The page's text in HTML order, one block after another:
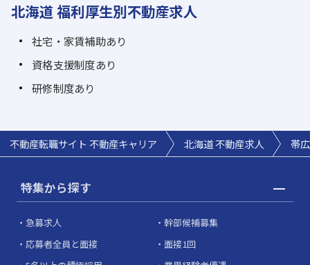
北海道 福利厚生別不動産求人
社宅・家賃補助あり
資格支援制度あり
研修制度あり
不動産転職サイト 不動産キャリア 北海道 不動産求人 帯
特集から探す
急募求人
幹部候補募集
応募者全員と面接
面接1回